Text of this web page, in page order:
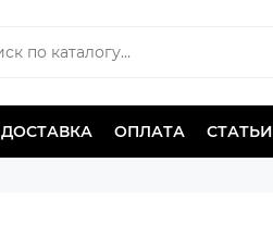
ДОСТАВКА ОПЛАТА СТАТЬИ